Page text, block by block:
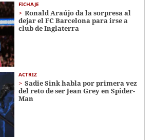
FICHAJE
Ronald Araújo da la sorpresa al
dejar el FC Barcelona para irse a
club de Inglaterra
ACTRIZ
Sadie Sink habla por primera vez
del reto de ser Jean Grey en Spider-
Man